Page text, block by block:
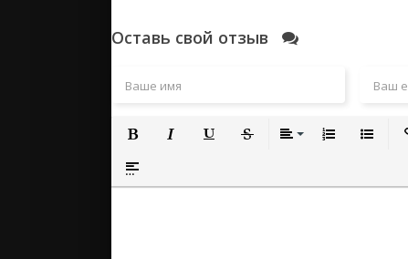
Оставь свой отзыв
Полужирный
Вставка спойлера